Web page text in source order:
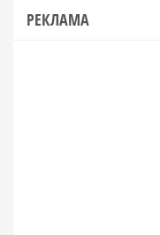
РЕКЛАМА